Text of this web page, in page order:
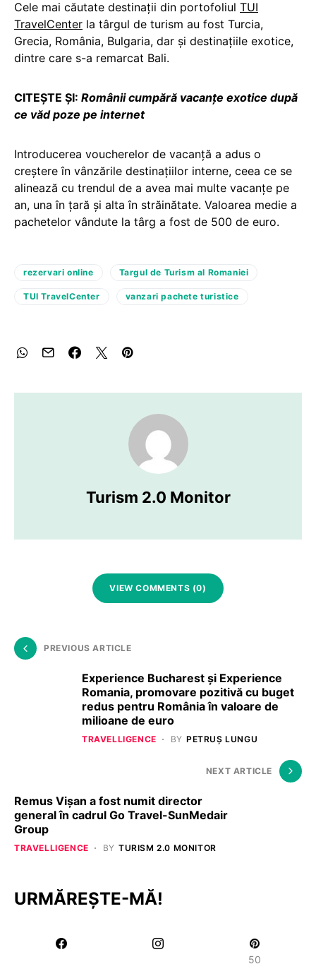
Cele mai căutate destinații din portofoliul TUI
TravelCenter la târgul de turism au fost Turcia,
Grecia, România, Bulgaria, dar și destinațiile exotice,
dintre care s-a remarcat Bali.
CITEȘTE ȘI: Românii cumpără vacanţe exotice după
ce văd poze pe internet
Introducerea voucherelor de vacanță a adus o
creștere în vânzările destinațiilor interne, ceea ce se
alinează cu trendul de a avea mai multe vacanțe pe
an, una în țară și alta în străinătate. Valoarea medie a
pachetelor vândute la târg a fost de 500 de euro.
rezervari online Targul de Turism al Romaniei
TUI TravelCenter vanzari pachete turistice
Turism 2.0 Monitor
VIEW COMMENTS (0)
PREVIOUS ARTICLE
Experience Bucharest și Experience
Romania, promovare pozitivă cu buget
redus pentru România în valoare de
milioane de euro
TRAVELLIGENCE BY PETRUȘ LUNGU
NEXT ARTICLE
Remus Vișan a fost numit director
general în cadrul Go Travel-SunMedair
Group
TRAVELLIGENCE BY TURISM 2.0 MONITOR
URMĂREȘTE-MĂ!
50